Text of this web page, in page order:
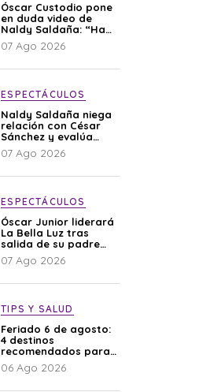
Óscar Custodio pone
en duda video de
Naldy Saldaña: “Hay
cosas que de repente
se han editado”
07 Ago 2026
ESPECTÁCULOS
Naldy Saldaña niega
relación con César
Sánchez y evalúa
denunciar a su
esposa: “Es una
07 Ago 2026
ESPECTÁCULOS
Óscar Junior liderará
La Bella Luz tras
salida de su padre
por polémica con
Naldy Saldaña
07 Ago 2026
TIPS Y SALUD
Feriado 6 de agosto:
4 destinos
recomendados para
disfrutar el descanso
06 Ago 2026